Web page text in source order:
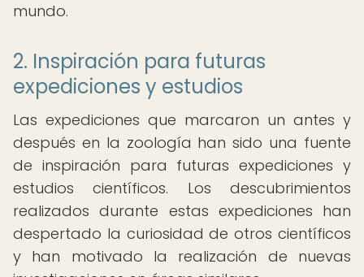
mundo.
2. Inspiración para futuras
expediciones y estudios
Las expediciones que marcaron un antes y
después en la zoología han sido una fuente
de inspiración para futuras expediciones y
estudios científicos. Los descubrimientos
realizados durante estas expediciones han
despertado la curiosidad de otros científicos
y han motivado la realización de nuevas